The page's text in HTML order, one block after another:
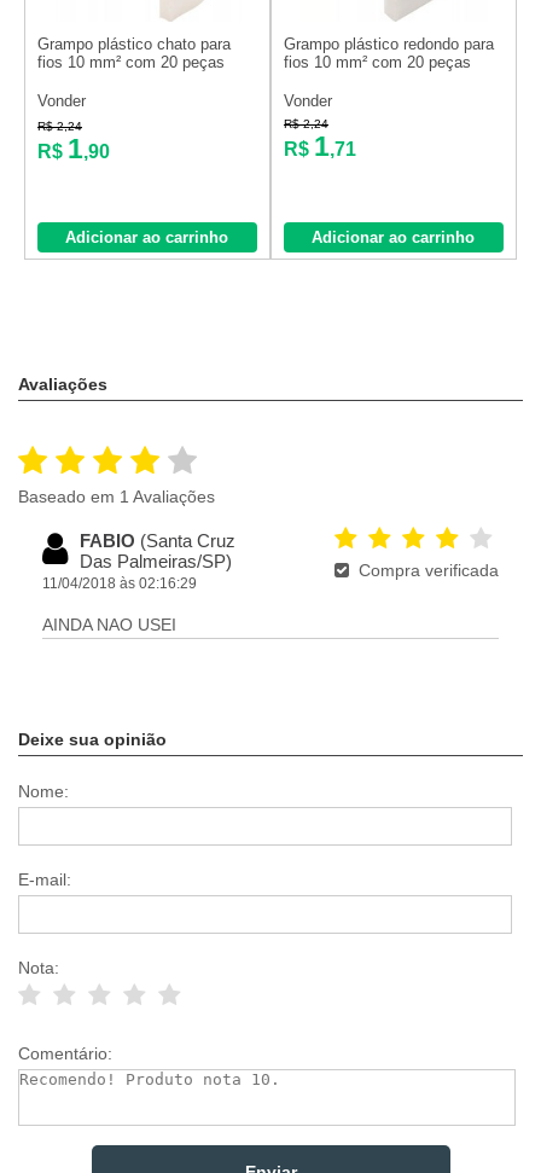
Grampo plástico chato para
fios 10 mm² com 20 peças
Vonder
R$ 2,24
R$ 1,90
Adicionar ao carrinho
Grampo plástico redondo para
fios 10 mm² com 20 peças
Vonder
R$ 2,24
R$ 1,71
Adicionar ao carrinho
Avaliações
Baseado em 1 Avaliações
FABIO (Santa Cruz
Das Palmeiras/SP)
11/04/2018 às 02:16:29
Compra verificada
AINDA NAO USEI
Deixe sua opinião
Nome:
E-mail:
Nota:
Comentário: